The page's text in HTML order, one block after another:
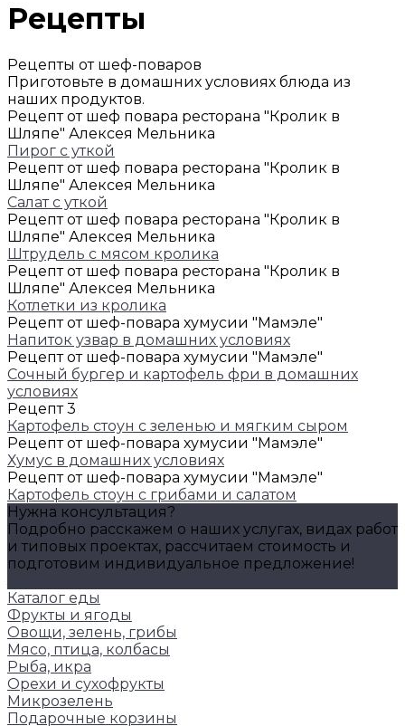
Рецепты
Рецепты от шеф-поваров
Приготовьте в домашних условиях блюда из
наших продуктов.
Рецепт от шеф повара ресторана "Кролик в
Шляпе" Алексея Мельника
Пирог с уткой
Рецепт от шеф повара ресторана "Кролик в
Шляпе" Алексея Мельника
Салат с уткой
Рецепт от шеф повара ресторана "Кролик в
Шляпе" Алексея Мельника
Штрудель с мясом кролика
Рецепт от шеф повара ресторана "Кролик в
Шляпе" Алексея Мельника
Котлетки из кролика
Рецепт от шеф-повара хумусии "Мамэле"
Напиток узвар в домашних условиях
Рецепт от шеф-повара хумусии "Мамэле"
Сочный бургер и картофель фри в домашних
условиях
Рецепт 3
Картофель стоун с зеленью и мягким сыром
Рецепт от шеф-повара хумусии "Мамэле"
Хумус в домашних условиях
Рецепт от шеф-повара хумусии "Мамэле"
Картофель стоун с грибами и салатом
Нужна консультация?
Подробно расскажем о наших услугах, видах работ
и типовых проектах, рассчитаем стоимость и
подготовим индивидуальное предложение!
Каталог еды
Фрукты и ягоды
Овощи, зелень, грибы
Мясо, птица, колбасы
Рыба, икра
Орехи и сухофрукты
Микрозелень
Подарочные корзины